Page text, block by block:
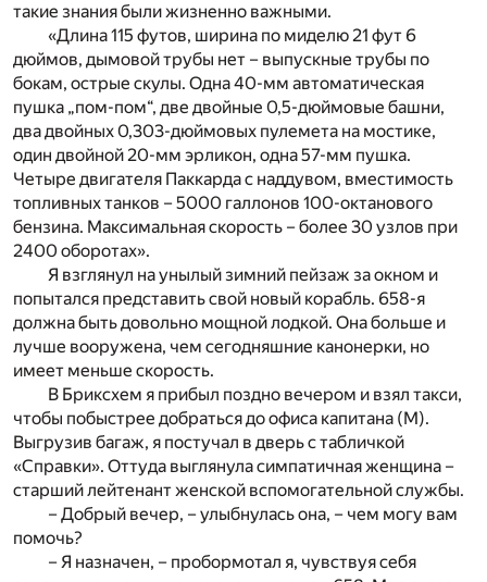
такие знания были жизненно важными.
«Длина 115 футов, ширина по миделю 21 фут 6
дюймов, дымовой трубы нет – выпускные трубы по
бокам, острые скулы. Одна 40-мм автоматическая
пушка „пом-пом“, две двойные 0,5-дюймовые башни,
два двойных 0,303-дюймовых пулемета на мостике,
один двойной 20-мм эрликон, одна 57-мм пушка.
Четыре двигателя Паккарда с наддувом, вместимость
топливных танков – 5000 галлонов 100-октанового
бензина. Максимальная скорость – более 30 узлов при
2400 оборотах».
Я взглянул на унылый зимний пейзаж за окном и
попытался представить свой новый корабль. 658-я
должна быть довольно мощной лодкой. Она больше и
лучше вооружена, чем сегодняшние канонерки, но
имеет меньше скорость.
В Бриксхем я прибыл поздно вечером и взял такси,
чтобы побыстрее добраться до офиса капитана (М).
Выгрузив багаж, я постучал в дверь с табличкой
«Справки». Оттуда выглянула симпатичная женщина –
старший лейтенант женской вспомогательной службы.
– Добрый вечер, – улыбнулась она, – чем могу вам
помочь?
– Я назначен, – пробормотал я, чувствуя себя